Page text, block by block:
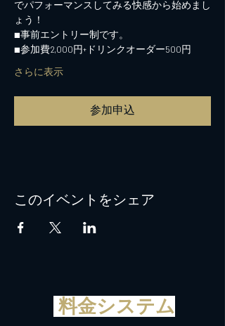
でパフォーマンスしてみる快感から始めまし
ょう！
■事前エントリー制です。
■参加費2,000円+ドリンクオーダー500円
さらに表示
参加申込
このイベントをシェア
料金システム